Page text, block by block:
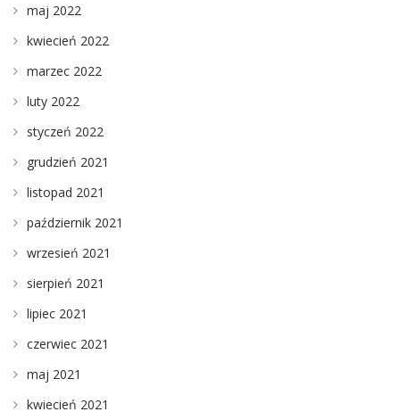
maj 2022
kwiecień 2022
marzec 2022
luty 2022
styczeń 2022
grudzień 2021
listopad 2021
październik 2021
wrzesień 2021
sierpień 2021
lipiec 2021
czerwiec 2021
maj 2021
kwiecień 2021